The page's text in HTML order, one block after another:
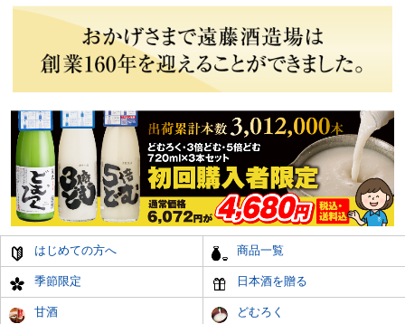
はじめての方へ 商品一覧
季節限定 日本酒を贈る
甘酒 どむろく